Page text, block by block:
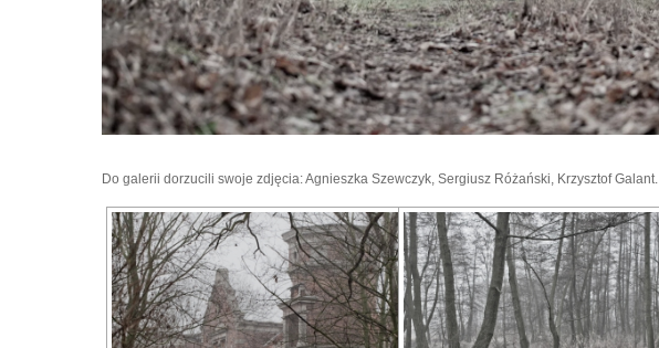
Do galerii dorzucili swoje zdjęcia: Agnieszka Szewczyk, Sergiusz Różański, Krzysztof Galant.